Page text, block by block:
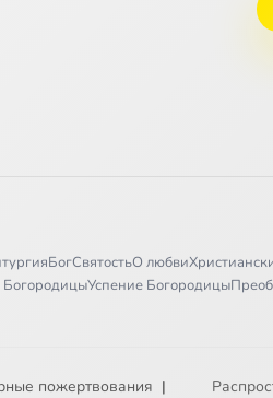
БогСвятостьО любви
БогородицыУспение Богородицы
пожертвования |